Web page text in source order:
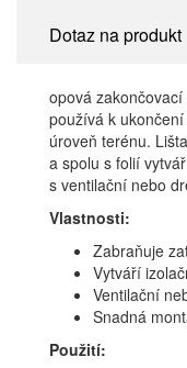
Dotaz na produkt
opová
používá k
úroveň terénu.
a spolu s folií
s ventilační nebo
Vlastnosti:
Zabraňuje
Vytváří
Ventilační
Snadná
Použití: